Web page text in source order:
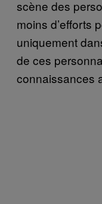
scène des
moins d’efforts
uniquement
de ces
connaissances